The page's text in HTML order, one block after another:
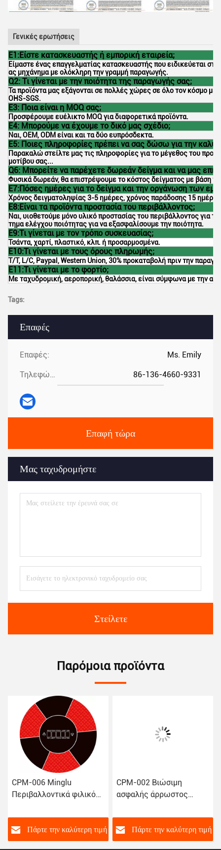
Επαφές
Επαφές: Ms. Emily
Τηλεφώνημα: 86-136-4660-9331
Επαφή τώρα
Μας ταχυδρομήστε
Στείλετε
Γενικές ερωτήσεις
Ε1:Είστε κατασκευαστής ή εμπορική εταιρεία;
Είμαστε ένας επαγγελματίας κατασκευαστής που ειδικεύεται
ας μηχάνημα με ολόκληρη την γραμμή παραγωγής.
Q2: Τι γίνεται με την ποιότητα της παραγωγής σας;
Τα προϊόντα μας εξάγονται σε πολλές χώρες σε όλο τον κόσμο με
OHS-SGS.
Ε3: Ποια είναι η MOQ σας;
Προσφέρουμε ευέλικτο MOQ για διαφορετικά προϊόντα.
Ε4: Μπορούμε να έχουμε το δικό μας σχέδιο;
Ναι, OEM, ODM είναι και τα δύο ευπρόσδεκτα.
Ε5: Ποιες πληροφορίες πρέπει να σας δώσω για την
Παρακαλώ στείλτε μας τις πληροφορίες για το μέγεθος του
μοτίβου σας...
Q6: Μπορείτε να παρέχετε δωρεάν δείγμα και να μας
Φυσικά δωρεάν, θα επιστρέψουμε το κόστος δείγματος με βάση
Ε7:Πόσες ημέρες για το δείγμα και την οργάνωση των
Χρόνος δειγματοληψίας 3-5 ημέρες, χρόνος παράδοσης 15
Ε8:Είναι τα προϊόντα προστασία του περιβάλλοντος;
Ναι, υιοθετούμε μόνο υλικό προστασίας του περιβάλλοντος για
τημα ελέγχου ποιότητας για να εξασφαλίσουμε την ποιότητα.
Ε9:Τι γίνεται με τον τρόπο συσκευασίας;
Τσάντα, χαρτί, πλαστικό, κλπ. ή προσαρμοσμένα.
Ε10:Τι γίνεται με τους όρους πληρωμής;
T/T, L/C, Paypal, Western Union, 30% προκαταβολή πριν την
Ε11:Τι γίνεται με το φορτίο;
Με ταχυδρομική, αεροπορική, θαλάσσια, είναι σύμφωνα με την
Tags:
Παρόμοια προϊόντα
CPM-006 Minglu
Περιβαλλοντικά φιλικό
στρογγυλό
χαρτοσκεπάστημα καζίνο
Πάρτε την καλύτερη τιμή
CPM-002 Βιώσιμη
ασφαλής άρρωστος
Mat Παιχνίδι Top Cards
Παιχνίδι Poker Mat
Πάρτε την καλύτερη τιμή